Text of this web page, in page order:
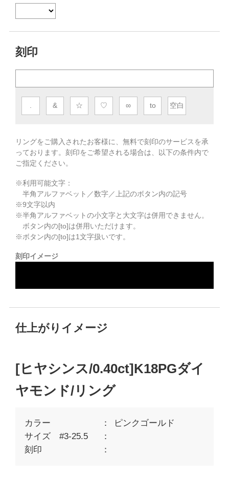
刻印
. & ☆ ♡ ∞ to 空白
リングをご購入されたお客様に、無料で刻印のサービスを承
っております。 刻印をご希望される場合は、以下の条件内で
ご指定ください。
※利用可能文字：
半角アルファベット／数字／上記のボタン内の記号
※9文字以内
※半角アルファベットの小文字と大文字は併用できません。
ボタン内の[to]は併用いただけます。
※ボタン内の[to]は1文字扱いです。
刻印イメージ
仕上がりイメージ
[ヒヤシンス/0.40ct]K18PGダイ
ヤモンド/リング
カラー
ピンクゴールド
サイズ #3-25.5
刻印